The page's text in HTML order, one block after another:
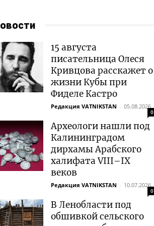
15 августа
писательница Олеся
Кривцова расскажет о
жизни Кубы при
Фиделе Кастро
Редакция VATNIKSTAN - 05.08.2026
0
Археологи нашли под
Калининградом
дирхамы Арабского
халифата VIII–IX
веков
Редакция VATNIKSTAN - 10.07.2026
0
В Ленобласти под
обшивкой сельского